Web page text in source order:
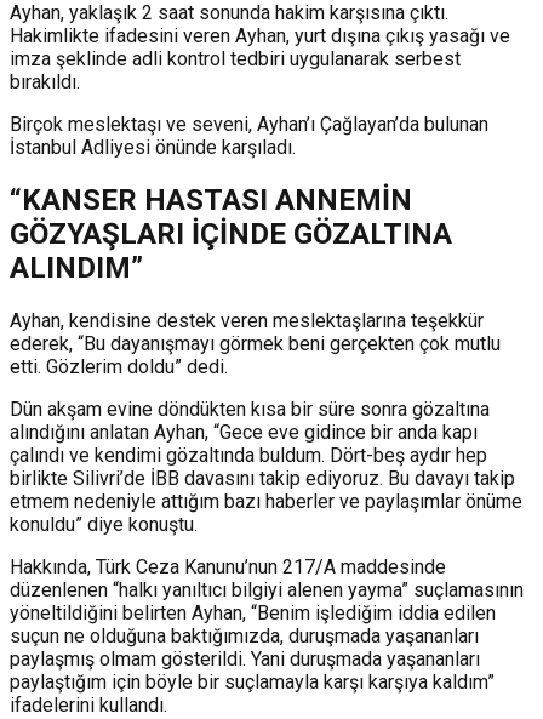
Ayhan, yaklaşık 2 saat sonunda hakim karşısına çıktı.
Hakimlikte ifadesini veren Ayhan, yurt dışına çıkış yasağı ve
imza şeklinde adli kontrol tedbiri uygulanarak serbest
bırakıldı.
Birçok meslektaşı ve seveni, Ayhan’ı Çağlayan’da bulunan
İstanbul Adliyesi önünde karşıladı.
“KANSER HASTASI ANNEMİN
GÖZYAŞLARI İÇİNDE GÖZALTINA
ALINDIM”
Ayhan, kendisine destek veren meslektaşlarına teşekkür
ederek, “Bu dayanışmayı görmek beni gerçekten çok mutlu
etti. Gözlerim doldu” dedi.
Dün akşam evine döndükten kısa bir süre sonra gözaltına
alındığını anlatan Ayhan, “Gece eve gidince bir anda kapı
çalındı ve kendimi gözaltında buldum. Dört-beş aydır hep
birlikte Silivri’de İBB davasını takip ediyoruz. Bu davayı takip
etmem nedeniyle attığım bazı haberler ve paylaşımlar önüme
konuldu” diye konuştu.
Hakkında, Türk Ceza Kanunu’nun 217/A maddesinde
düzenlenen “halkı yanıltıcı bilgiyi alenen yayma” suçlamasının
yöneltildiğini belirten Ayhan, “Benim işlediğim iddia edilen
suçun ne olduğuna baktığımızda, duruşmada yaşananları
paylaşmış olmam gösterildi. Yani duruşmada yaşananları
paylaştığım için böyle bir suçlamayla karşı karşıya kaldım”
ifadelerini kullandı.